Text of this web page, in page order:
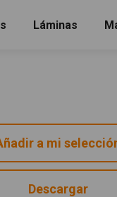
Láminas
Descargar